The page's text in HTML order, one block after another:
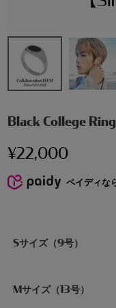
Black College
¥22,000
ペイディな
Sサイズ（9号）
Mサイズ（13号）